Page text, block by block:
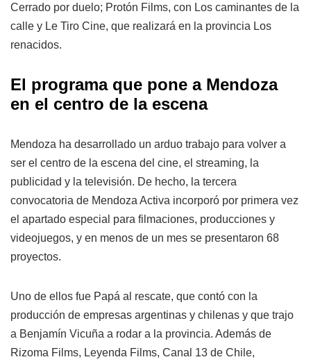
Cerrado por duelo; Protón Films, con Los caminantes de la
calle y Le Tiro Cine, que realizará en la provincia Los
renacidos.
El programa que pone a Mendoza
en el centro de la escena
Mendoza ha desarrollado un arduo trabajo para volver a
ser el centro de la escena del cine, el streaming, la
publicidad y la televisión. De hecho, la tercera
convocatoria de Mendoza Activa incorporó por primera vez
el apartado especial para filmaciones, producciones y
videojuegos, y en menos de un mes se presentaron 68
proyectos.
Uno de ellos fue Papá al rescate, que contó con la
producción de empresas argentinas y chilenas y que trajo
a Benjamín Vicuña a rodar a la provincia. Además de
Rizoma Films, Leyenda Films, Canal 13 de Chile,